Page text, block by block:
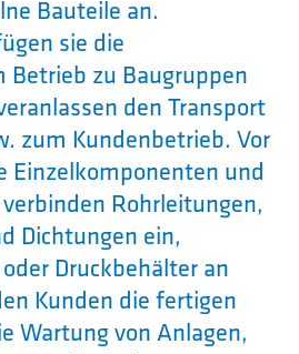
Bauteile an.
sie die
Betrieb zu Baugruppen
den Transport
zum Kundenbetrieb. Vor
Einzelkomponenten und
Rohrleitungen,
Dichtungen ein,
Druckbehälter an
Kunden die fertigen
Wartung von Anlagen,